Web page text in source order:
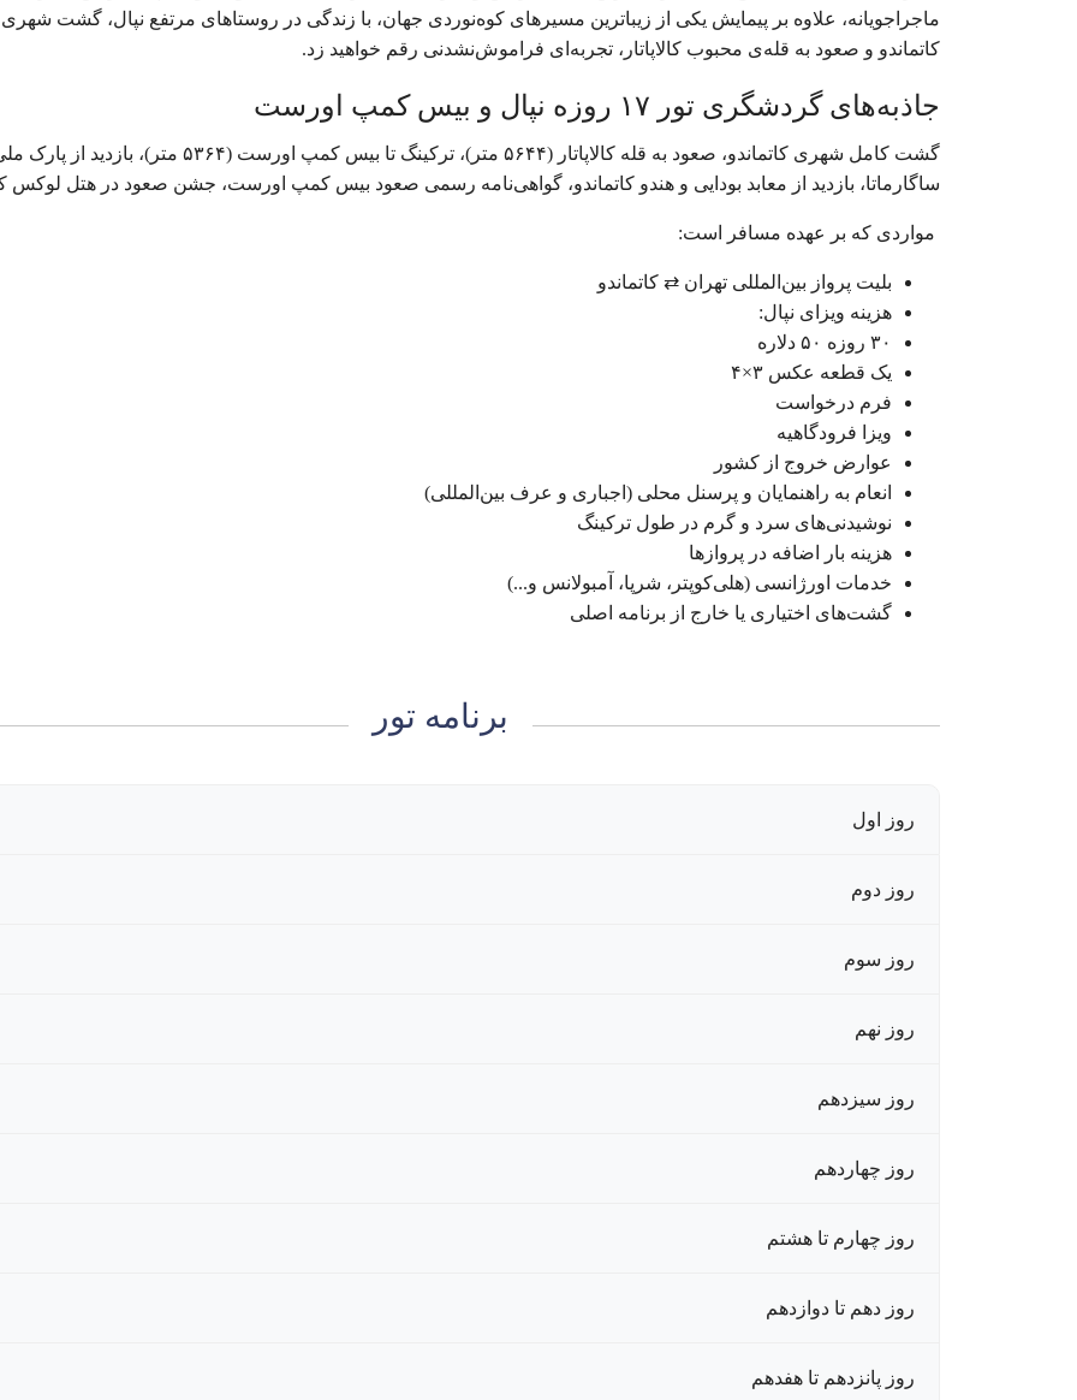
ماجراجویانه، علاوه بر پیمایش یکی از زیباترین مسیرهای کوه‌نوردی جهان، با زندگی در روستاهای مرتفع نپال، گشت شهری
کاتماندو و صعود به قله‌ی محبوب کالاپاتار، تجربه‌ای فراموش‌نشدنی رقم خواهید زد.
جاذبه‌های گردشگری تور ۱۷ روزه نپال و بیس کمپ اورست
گشت کامل شهری کاتماندو، صعود به قله کالاپاتار (۵۶۴۴ متر)، ترکینگ تا بیس کمپ اورست (۵۳۶۴ متر)، بازدید از
ساگارماتا، بازدید از معابد بودایی و هندو کاتماندو، گواهی‌نامه رسمی صعود بیس کمپ اورست، جشن صعود در هتل لوکس
مواردی که بر عهده مسافر است:
بلیت پرواز بین‌المللی تهران ⇄ کاتماندو
هزینه ویزای نپال:
۳۰ روزه ۵۰ دلاره
یک قطعه عکس ۳×۴
فرم درخواست
ویزا فرودگاهیه
عوارض خروج از کشور
انعام به راهنمایان و پرسنل محلی (اجباری و عرف بین‌المللی)
نوشیدنی‌های سرد و گرم در طول ترکینگ
هزینه بار اضافه در پروازها
خدمات اورژانسی (هلی‌کوپتر، شرپا، آمبولانس و...)
گشت‌های اختیاری یا خارج از برنامه اصلی
برنامه تور
روز اول
روز دوم
روز سوم
روز نهم
روز سیزدهم
روز چهاردهم
روز چهارم تا هشتم
روز دهم تا دوازدهم
روز پانزدهم تا هفدهم